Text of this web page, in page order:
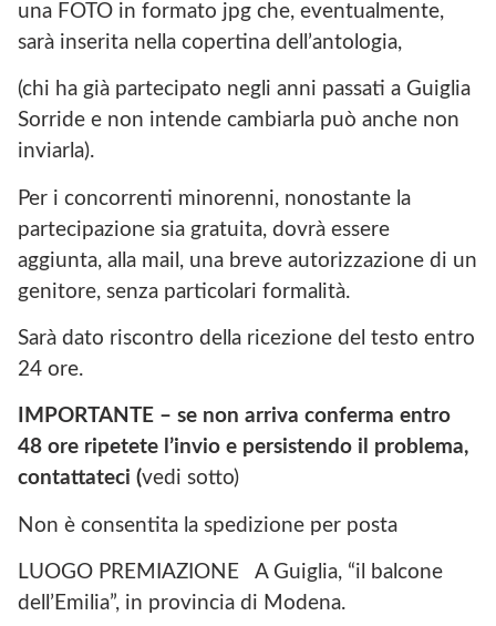
una FOTO in formato jpg che, eventualmente,
sarà inserita nella copertina dell’antologia,
(chi ha già partecipato negli anni passati a Guiglia
Sorride e non intende cambiarla può anche non
inviarla).
Per i concorrenti minorenni, nonostante la
partecipazione sia gratuita, dovrà essere
aggiunta, alla mail, una breve autorizzazione di un
genitore, senza particolari formalità.
Sarà dato riscontro della ricezione del testo entro
24 ore.
IMPORTANTE – se non arriva conferma entro
48 ore ripetete l’invio e persistendo il problema,
contattateci (vedi sotto)
Non è consentita la spedizione per posta
LUOGO PREMIAZIONE A Guiglia, “il balcone
dell’Emilia”, in provincia di Modena.